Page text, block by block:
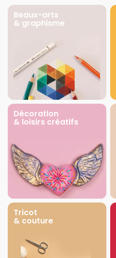
Beaux-arts
& graphisme
Décoration
& loisirs créatifs
Tricot
& couture